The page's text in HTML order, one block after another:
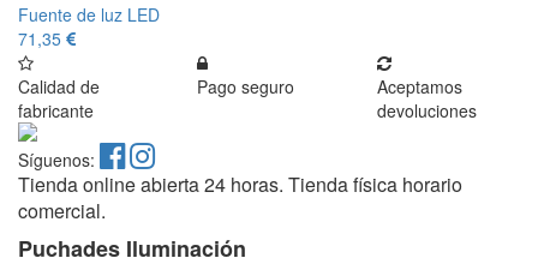
Fuente de luz LED
71,35
Calidad de
fabricante
Pago seguro
Aceptamos
devoluciones
Síguenos:
Tienda online abierta 24 horas. Tienda física horario
comercial.
Puchades Iluminación